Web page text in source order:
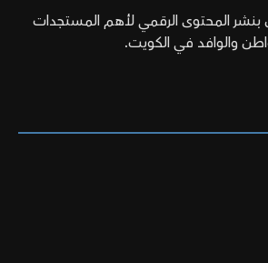
المحتوى الرقمي لأهم المستجدات
والوافد في الكويت.